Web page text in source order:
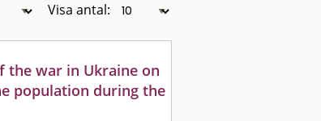
Visa antal:
the war in Ukraine on
population during the